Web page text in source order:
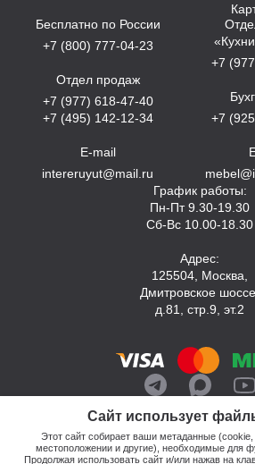
Сайт использует
Этот сайт собирает ваши метаданные
местоположении и другие), необходимые для
Продолжая использовать сайт и/или нажав на
Бесплатно по России
+7 (800) 777-04-23
Отдел продаж
+7 (977) 618-47-40
+7 (495) 142-12-34
E-mail
intereruyut@mail.ru
+7
+7
График работы:
Пн-Пт 9.30-19.30
Сб-Вс 10.00-18.30
Адрес:
125504, Москва,
Дмитровское шоссе,
д.81, стр.9, эт.2